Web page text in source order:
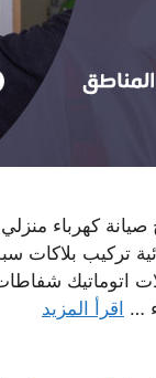
تركيب بلاكات
اتوماتيك
… اقرأ المزيد